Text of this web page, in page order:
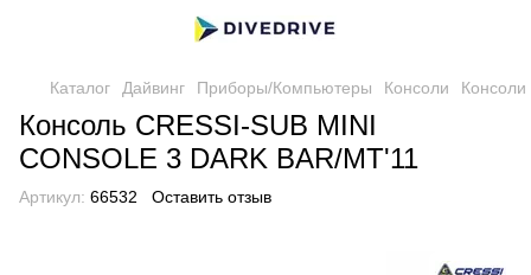
Каталог Дайвинг Приборы/Компьютеры Консоли Консоли
Консоль CRESSI-SUB MINI
CONSOLE 3 DARK BAR/MT'11
Артикул: 66532 Оставить отзыв